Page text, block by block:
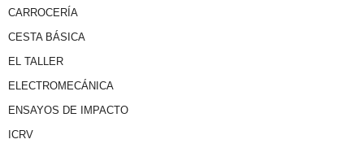
CARROCERÍA
CESTA BÁSICA
EL TALLER
ELECTROMECÁNICA
ENSAYOS DE IMPACTO
ICRV